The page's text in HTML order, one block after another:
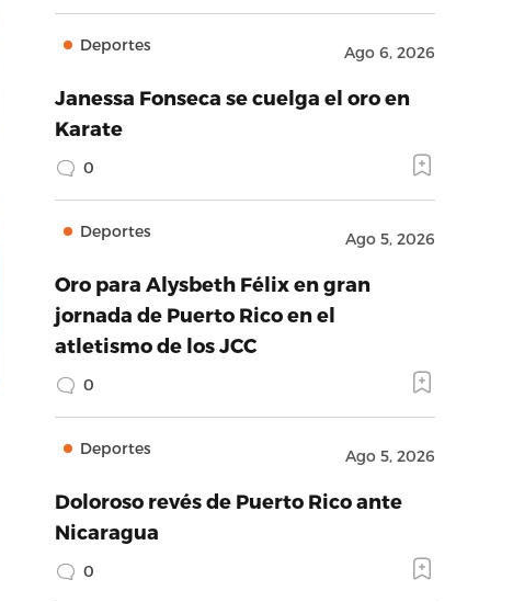
Deportes Ago 6, 2026
Janessa Fonseca se cuelga el oro en
Karate
0
Deportes Ago 5, 2026
Oro para Alysbeth Félix en gran
jornada de Puerto Rico en el
atletismo de los JCC
0
Deportes Ago 5, 2026
Doloroso revés de Puerto Rico ante
Nicaragua
0